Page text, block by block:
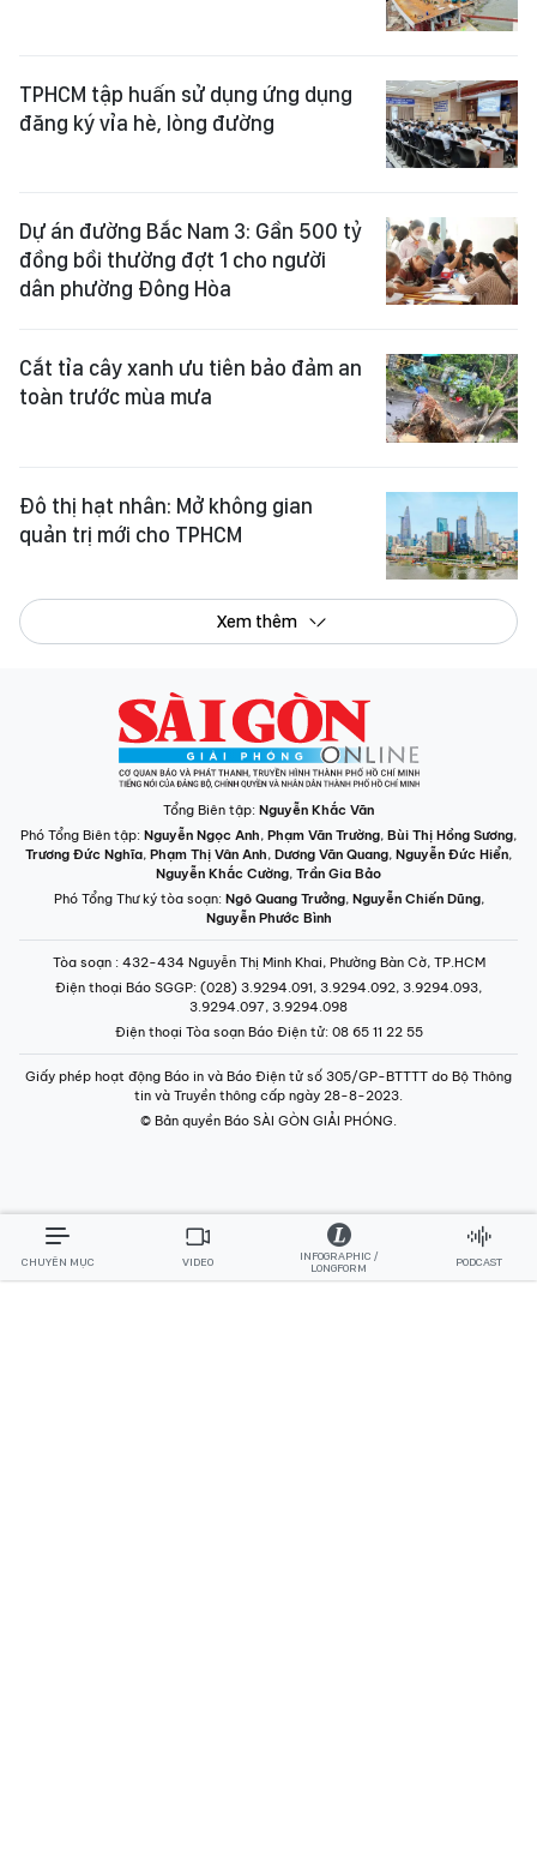
TPHCM tập huấn sử dụng ứng dụng
đăng ký vỉa hè, lòng đường
Dự án đường Bắc Nam 3: Gần 500 tỷ
đồng bồi thường đợt 1 cho người
dân phường Đông Hòa
Cắt tỉa cây xanh ưu tiên bảo đảm an
toàn trước mùa mưa
Đô thị hạt nhân: Mở không gian
quản trị mới cho TPHCM
Xem thêm
Tổng Biên tập: Nguyễn Khắc Văn
Phó Tổng Biên tập: Nguyễn Ngọc Anh, Phạm Văn Trường, Bùi Thị Hồng Sương,
Trương Đức Nghĩa, Phạm Thị Vân Anh, Dương Văn Quang, Nguyễn Đức Hiển,
Nguyễn Khắc Cường, Trần Gia Bảo
Phó Tổng Thư ký tòa soạn: Ngô Quang Trưởng, Nguyễn Chiến Dũng,
Nguyễn Phước Bình
Tòa soạn : 432-434 Nguyễn Thị Minh Khai, Phường Bàn Cờ, TP.HCM
Điện thoại Báo SGGP: (028) 3.9294.091, 3.9294.092, 3.9294.093,
3.9294.097, 3.9294.098
Điện thoại Tòa soạn Báo Điện tử: 08 65 11 22 55
Giấy phép hoạt động Báo in và Báo Điện tử số 305/GP-BTTTT do Bộ Thông
tin và Truyền thông cấp ngày 28-8-2023.
© Bản quyền Báo SÀI GÒN GIẢI PHÓNG.
CHUYÊN MỤC VIDEO
INFOGRAPHIC /
LONGFORM
PODCAST